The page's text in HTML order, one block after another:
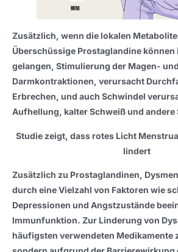
Zusätzlich, wenn die lokalen
Überschüssige Prostaglandine
gelangen, Stimulierung der Magen- und
Darmkontraktionen, verursacht
Erbrechen, und auch Schwindel
Aufhellung, kalter Schweiß und andere
Studie zeigt, dass rotes Licht
lindert
Zusätzlich zu Prostaglandinen,
durch eine Vielzahl von Faktoren wie
Depressionen und Angstzustände
Immunfunktion. Zur Linderung von
häufigsten verwendeten Medikamente